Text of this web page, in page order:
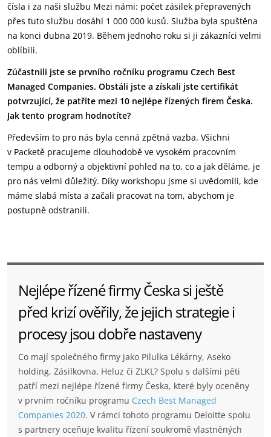
čísla i za naši službu Mezi námi: počet zásilek přepravených
přes tuto službu dosáhl 1 000 000 kusů. Služba byla spuštěna
na konci dubna 2019. Během jednoho roku si ji zákazníci velmi
oblíbili.
Zúčastnili jste se prvního ročníku programu Czech Best
Managed Companies. Obstáli jste a získali jste certifikát
potvrzující, že patříte mezi 10 nejlépe řízených firem Česka.
Jak tento program hodnotíte?
Především to pro nás byla cenná zpětná vazba. Všichni
v Packetě pracujeme dlouhodobě ve vysokém pracovním
tempu a odborný a objektivní pohled na to, co a jak děláme, je
pro nás velmi důležitý. Díky workshopu jsme si uvědomili, kde
máme slabá místa a začali pracovat na tom, abychom je
postupně odstranili.
Nejlépe řízené firmy Česka si ještě
před krizí ověřily, že jejich strategie i
procesy jsou dobře nastaveny
Co mají společného firmy jako Pilulka Lékárny, Aseko
holding, Zásilkovna, Heluz či ZLKL? Spolu s dalšími pěti
patří mezi nejlépe řízené firmy Česka, které byly oceněny
v prvním ročníku programu Czech Best Managed
Companies 2020. V rámci tohoto programu Deloitte spolu
s partnery oceňuje kvalitu řízení soukromě vlastněných